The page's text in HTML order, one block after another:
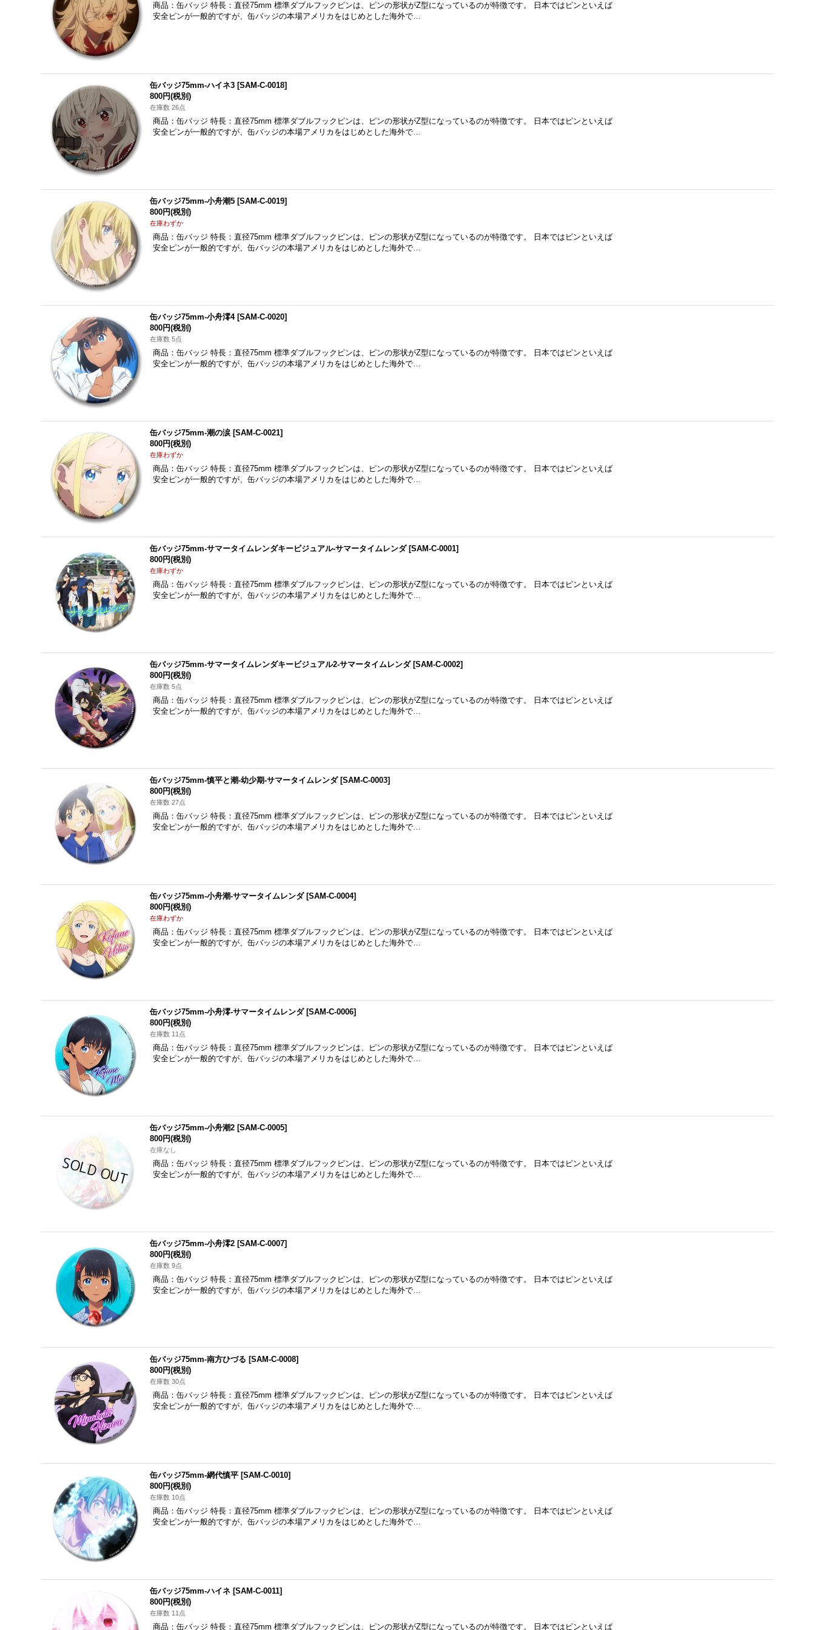
商品：缶バッジ 特長：直径75mm 標準ダブルフックピンは、ピンの形状がZ型になっているのが特徴です。 日本ではピンといえば
安全ピンが一般的ですが、缶バッジの本場アメリカをはじめとした海外で…
缶バッジ75mm-ハイネ3 [SAM-C-0018]
800円(税別)
在庫数 26点
商品：缶バッジ 特長：直径75mm 標準ダブルフックピンは、ピンの形状がZ型になっているのが特徴です。 日本ではピンといえば
安全ピンが一般的ですが、缶バッジの本場アメリカをはじめとした海外で…
缶バッジ75mm-小舟潮5 [SAM-C-0019]
800円(税別)
在庫わずか
商品：缶バッジ 特長：直径75mm 標準ダブルフックピンは、ピンの形状がZ型になっているのが特徴です。 日本ではピンといえば
安全ピンが一般的ですが、缶バッジの本場アメリカをはじめとした海外で…
缶バッジ75mm-小舟澪4 [SAM-C-0020]
800円(税別)
在庫数 5点
商品：缶バッジ 特長：直径75mm 標準ダブルフックピンは、ピンの形状がZ型になっているのが特徴です。 日本ではピンといえば
安全ピンが一般的ですが、缶バッジの本場アメリカをはじめとした海外で…
缶バッジ75mm-潮の涙 [SAM-C-0021]
800円(税別)
在庫わずか
商品：缶バッジ 特長：直径75mm 標準ダブルフックピンは、ピンの形状がZ型になっているのが特徴です。 日本ではピンといえば
安全ピンが一般的ですが、缶バッジの本場アメリカをはじめとした海外で…
缶バッジ75mm-サマータイムレンダキービジュアル-サマータイムレンダ [SAM-C-0001]
800円(税別)
在庫わずか
商品：缶バッジ 特長：直径75mm 標準ダブルフックピンは、ピンの形状がZ型になっているのが特徴です。 日本ではピンといえば
安全ピンが一般的ですが、缶バッジの本場アメリカをはじめとした海外で…
缶バッジ75mm-サマータイムレンダキービジュアル2-サマータイムレンダ [SAM-C-0002]
800円(税別)
在庫数 5点
商品：缶バッジ 特長：直径75mm 標準ダブルフックピンは、ピンの形状がZ型になっているのが特徴です。 日本ではピンといえば
安全ピンが一般的ですが、缶バッジの本場アメリカをはじめとした海外で…
缶バッジ75mm-慎平と潮-幼少期-サマータイムレンダ [SAM-C-0003]
800円(税別)
在庫数 27点
商品：缶バッジ 特長：直径75mm 標準ダブルフックピンは、ピンの形状がZ型になっているのが特徴です。 日本ではピンといえば
安全ピンが一般的ですが、缶バッジの本場アメリカをはじめとした海外で…
缶バッジ75mm-小舟潮-サマータイムレンダ [SAM-C-0004]
800円(税別)
在庫わずか
商品：缶バッジ 特長：直径75mm 標準ダブルフックピンは、ピンの形状がZ型になっているのが特徴です。 日本ではピンといえば
安全ピンが一般的ですが、缶バッジの本場アメリカをはじめとした海外で…
缶バッジ75mm-小舟澪-サマータイムレンダ [SAM-C-0006]
800円(税別)
在庫数 11点
商品：缶バッジ 特長：直径75mm 標準ダブルフックピンは、ピンの形状がZ型になっているのが特徴です。 日本ではピンといえば
安全ピンが一般的ですが、缶バッジの本場アメリカをはじめとした海外で…
缶バッジ75mm-小舟潮2 [SAM-C-0005]
800円(税別)
在庫なし
商品：缶バッジ 特長：直径75mm 標準ダブルフックピンは、ピンの形状がZ型になっているのが特徴です。 日本ではピンといえば
安全ピンが一般的ですが、缶バッジの本場アメリカをはじめとした海外で…
缶バッジ75mm-小舟澪2 [SAM-C-0007]
800円(税別)
在庫数 9点
商品：缶バッジ 特長：直径75mm 標準ダブルフックピンは、ピンの形状がZ型になっているのが特徴です。 日本ではピンといえば
安全ピンが一般的ですが、缶バッジの本場アメリカをはじめとした海外で…
缶バッジ75mm-南方ひづる [SAM-C-0008]
800円(税別)
在庫数 30点
商品：缶バッジ 特長：直径75mm 標準ダブルフックピンは、ピンの形状がZ型になっているのが特徴です。 日本ではピンといえば
安全ピンが一般的ですが、缶バッジの本場アメリカをはじめとした海外で…
缶バッジ75mm-網代慎平 [SAM-C-0010]
800円(税別)
在庫数 10点
商品：缶バッジ 特長：直径75mm 標準ダブルフックピンは、ピンの形状がZ型になっているのが特徴です。 日本ではピンといえば
安全ピンが一般的ですが、缶バッジの本場アメリカをはじめとした海外で…
缶バッジ75mm-ハイネ [SAM-C-0011]
800円(税別)
在庫数 11点
商品：缶バッジ 特長：直径75mm 標準ダブルフックピンは、ピンの形状がZ型になっているのが特徴です。 日本ではピンといえば